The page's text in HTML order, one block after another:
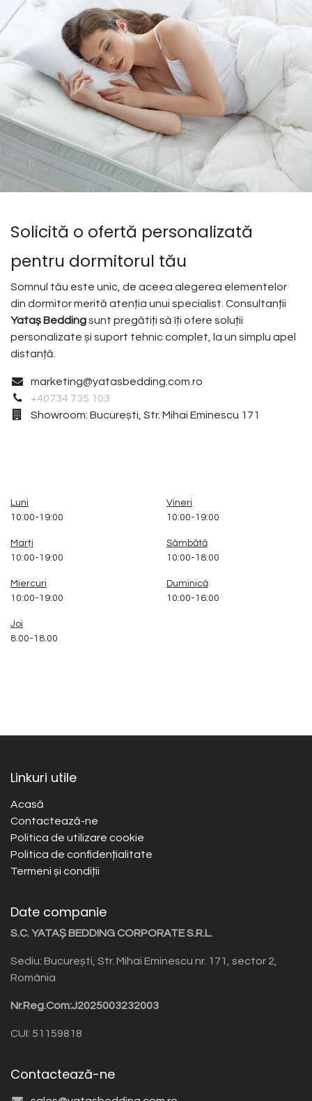
Solicită o ofertă personalizată
pentru dormitorul tău
Somnul tău este unic, de aceea alegerea elementelor
din dormitor merită atenția unui specialist. Consultanții
Yataș Beddingsunt pregătiți să îți ofere soluții
personalizate și suport tehnic complet, la un simplu apel
distanță.
marketing@yatasbedding.com.ro
+40734 735 103
Showroom: București, Str. Mihai Eminescu 171
Luni
10:00-19:00
Marți
10:00-19:00
Miercuri
10:00-19:00
Joi
8.00-18.00
Vineri
10:00-19:00
Sâmbătă
10:00-18:00
Duminică
10:00-16:00
Linkuri utile
Acasă
Contactează-ne
Politica de utilizare cookie
Politica de confidențialitate
Termeni și condiții
Date companie
S.C. YATAȘ BEDDING CORPORATE S.R.L.
Sediu: București, Str. Mihai Eminescu nr. 171, sector 2,
România
Nr.Reg.Com:J2025003232003
CUI: 51159818
Contactează-ne